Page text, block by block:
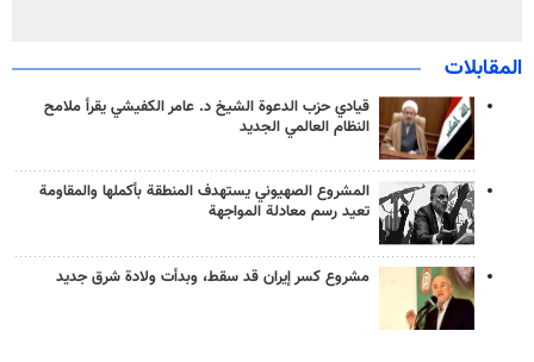
المقابلات
قيادي حزب الدعوة الشيخ د. عامر الكفيشي يقرأ ملامح
النظام العالمي الجديد
المشروع الصهيوني يستهدف المنطقة بأكملها والمقاومة
تعيد رسم معادلة المواجهة
مشروع كسر إيران قد سقط، وبدأت ولادة شرق جديد